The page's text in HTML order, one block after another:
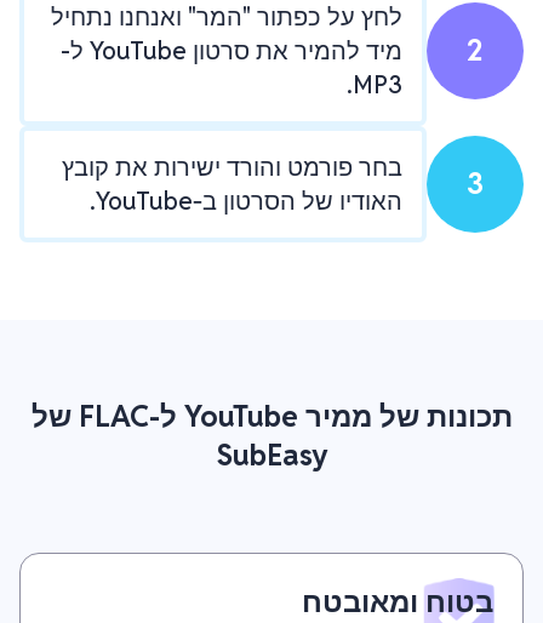
2
לחץ על כפתור "המר" ואנחנו נתחיל
מיד להמיר את סרטון YouTube ל-
MP3.
3
בחר פורמט והורד ישירות את קובץ
האודיו של הסרטון ב‑YouTube.
תכונות של ממיר YouTube ל-FLAC של
SubEasy
בטוח ומאובטח